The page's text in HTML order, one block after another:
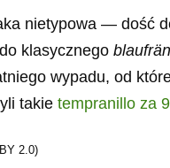
nietypowa — dość
klasycznego
wypadu, od
takie tempranillo za
2.0)